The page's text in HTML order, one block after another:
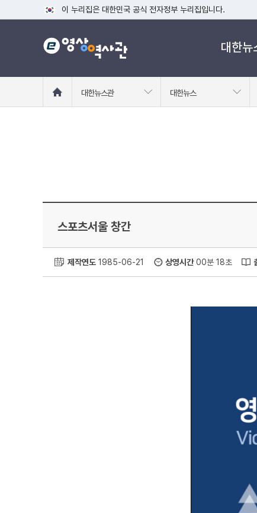
이 누리집은 대한민국 공식 전자정부 누리집입니다.
공식 누리집 주소 확인하기
go.kr 주소를 사용하는 누리집은 대한민국 정부기관이 관리하
대한뉴
로
대한뉴스관 대한뉴스
스포츠서울 창간
제작연도 1985-06-21 상영시간00분 18초